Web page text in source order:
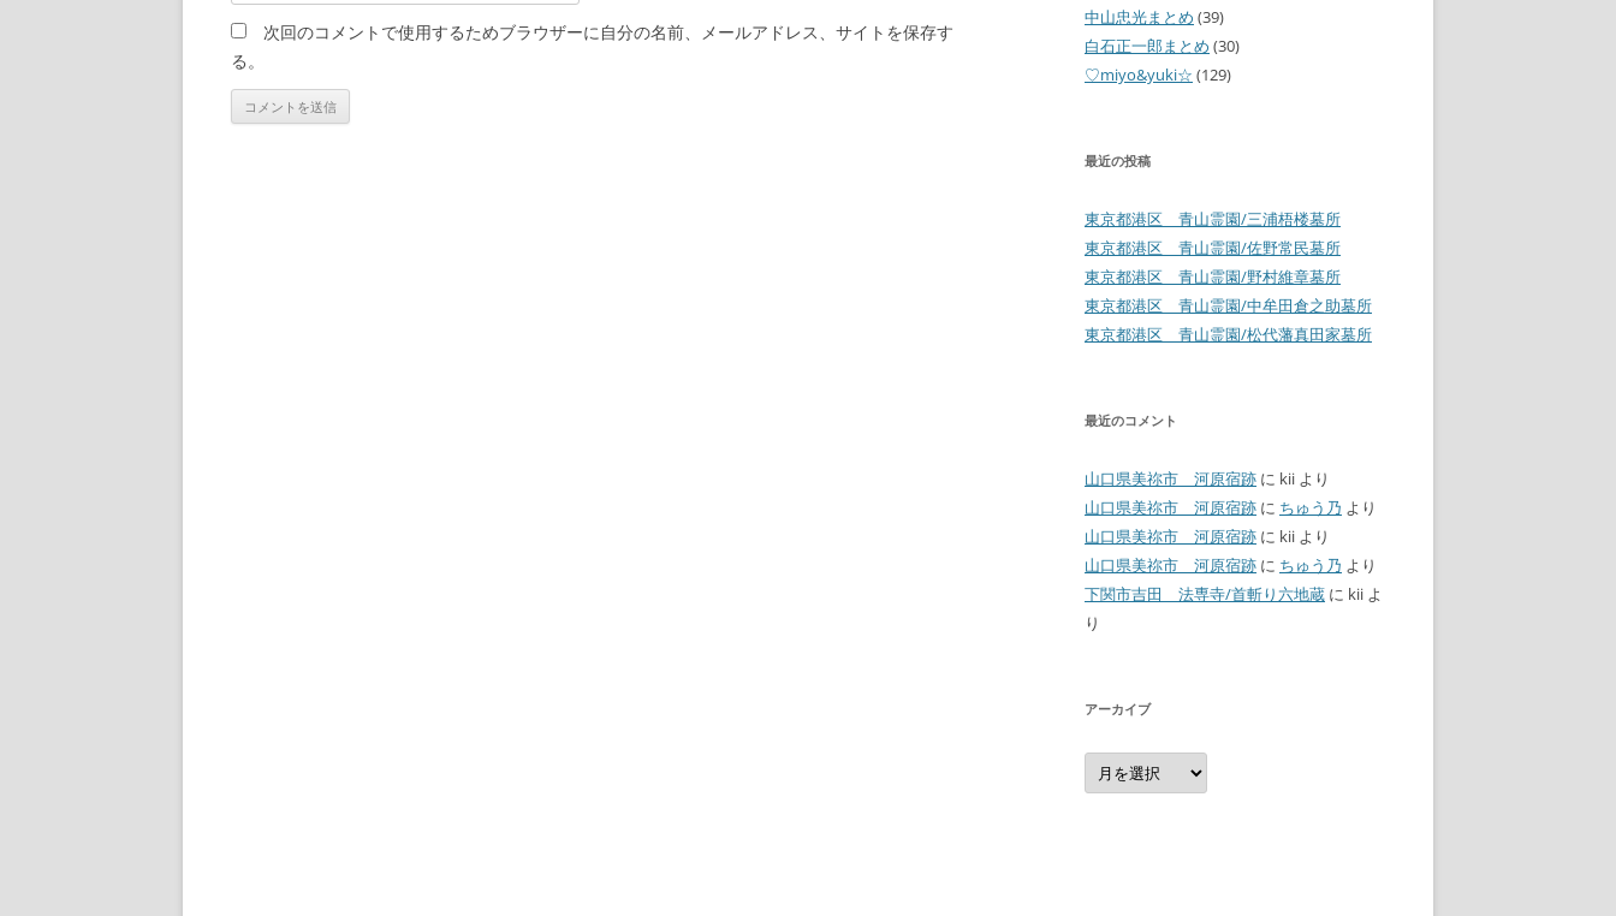
次回のコメントで使用するためブラウザーに自分の名前、メールアドレス、サイトを保存す
る。
中山忠光まとめ (39)
白石正一郎まとめ (30)
♡miyo&yuki☆ (129)
最近の投稿
東京都港区 青山霊園/三浦梧楼墓所
東京都港区 青山霊園/佐野常民墓所
東京都港区 青山霊園/野村維章墓所
東京都港区 青山霊園/中牟田倉之助墓所
東京都港区 青山霊園/松代藩真田家墓所
最近のコメント
山口県美祢市 河原宿跡 に kii より
山口県美祢市 河原宿跡 に ちゅう乃 より
山口県美祢市 河原宿跡 に kii より
山口県美祢市 河原宿跡 に ちゅう乃 より
下関市吉田 法専寺/首斬り六地蔵 に kii よ
り
アーカイブ
ア
ー
カ